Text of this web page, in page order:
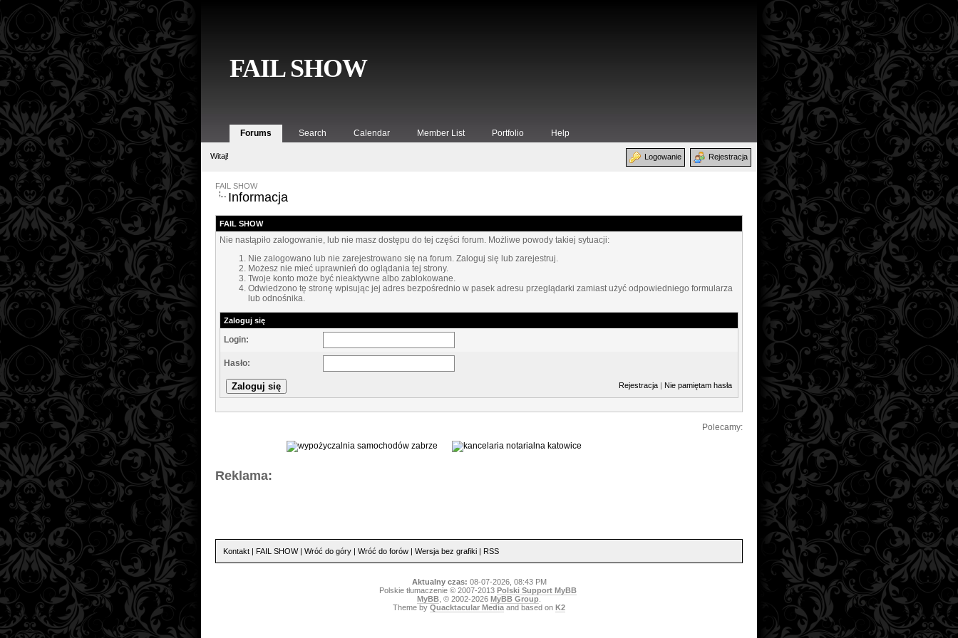
FAIL SHOW
Forums Search Calendar Member List Portfolio Help
Logowanie Rejestracja
Witaj!
FAIL SHOW
Informacja
FAIL SHOW
Nie nastąpiło zalogowanie, lub nie masz dostępu do tej części forum. Możliwe powody takiej sytuacji:
Nie zalogowano lub nie zarejestrowano się na forum. Zaloguj się lub zarejestruj.
Możesz nie mieć uprawnień do oglądania tej strony.
Twoje konto może być nieaktywne albo zablokowane.
Odwiedzono tę stronę wpisując jej adres bezpośrednio w pasek adresu przeglądarki zamiast użyć odpowiedniego formularza
lub odnośnika.
Zaloguj się
Login:
Hasło:
Rejestracja | Nie pamiętam hasła
Polecamy:
Reklama:
Kontakt | FAIL SHOW| Wróć do góry | Wróć do forów | Wersja bez grafiki | RSS
Aktualny czas: 08-07-2026, 08:43 PM
Polskie tłumaczenie © 2007-2013 Polski Support MyBB
MyBB , © 2002-2026 MyBB Group
Theme by Quacktacular Media and based on K2